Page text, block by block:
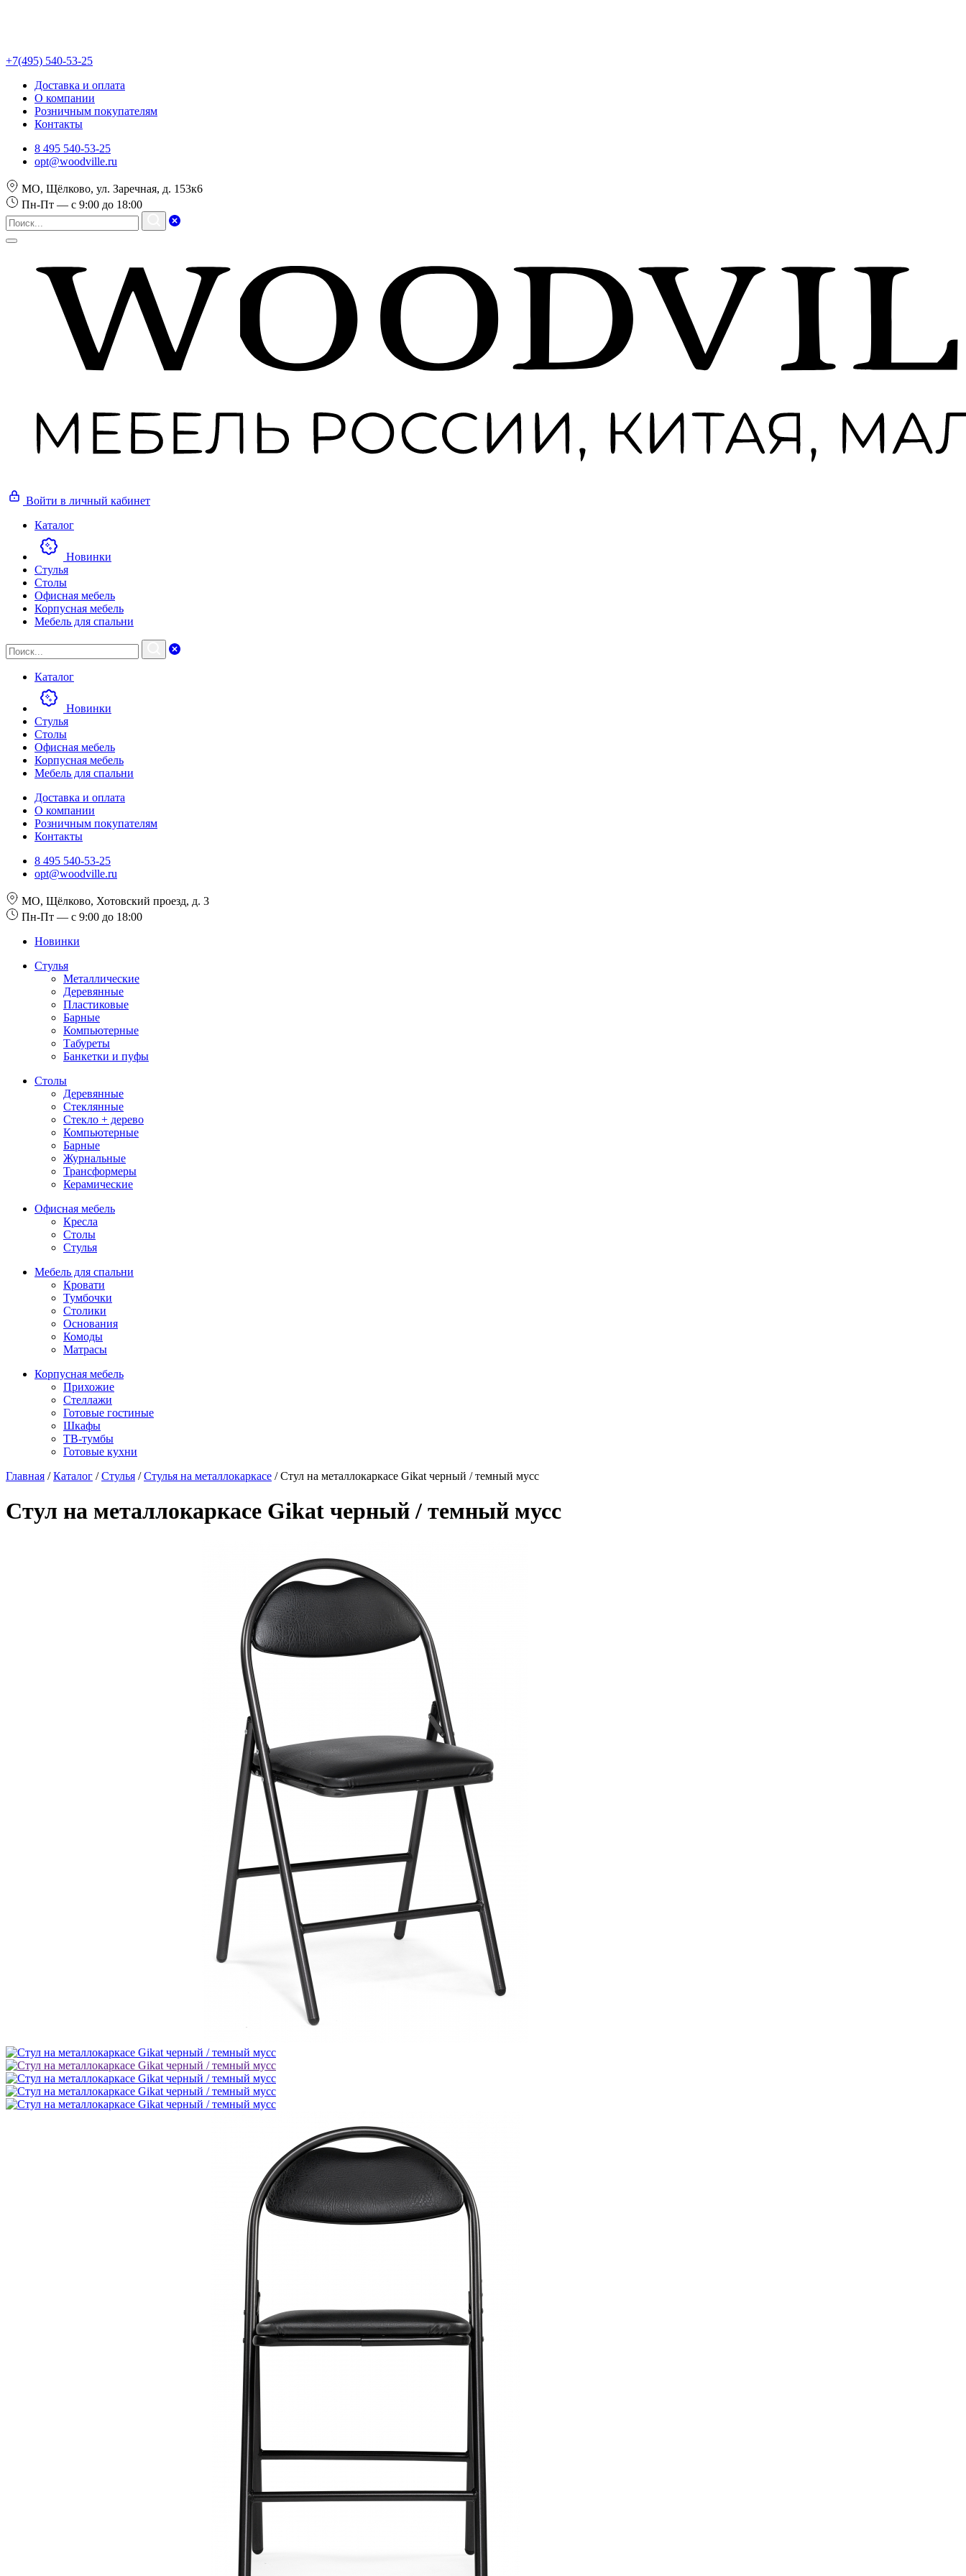
+7(495) 540-53-25
Доставка и оплата
О компании
Розничным покупателям
Контакты
8 495 540-53-25
opt@woodville.ru
МО, Щёлково, ул. Заречная, д. 153к6
Пн-Пт — с 9:00 до 18:00
Войти в личный кабинет
Каталог
Новинки
Стулья
Столы
Офисная мебель
Корпусная мебель
Мебель для спальни
Каталог
Новинки
Стулья
Столы
Офисная мебель
Корпусная мебель
Мебель для спальни
Доставка и оплата
О компании
Розничным покупателям
Контакты
8 495 540-53-25
opt@woodville.ru
МО, Щёлково, Хотовский проезд, д. 3
Пн-Пт — с 9:00 до 18:00
Новинки
Стулья
Металлические
Деревянные
Пластиковые
Барные
Компьютерные
Табуреты
Банкетки и пуфы
Столы
Деревянные
Стеклянные
Стекло + дерево
Компьютерные
Барные
Журнальные
Трансформеры
Керамические
Офисная мебель
Кресла
Столы
Стулья
Мебель для спальни
Кровати
Тумбочки
Столики
Основания
Комоды
Матрасы
Корпусная мебель
Прихожие
Стеллажи
Готовые гостиные
Шкафы
ТВ-тумбы
Готовые кухни
Главная /Каталог /Стулья /Стулья на металлокаркасе /Стул на металлокаркасе Gikat черный / темный мусс
Стул на металлокаркасе Gikat черный / темный мусс